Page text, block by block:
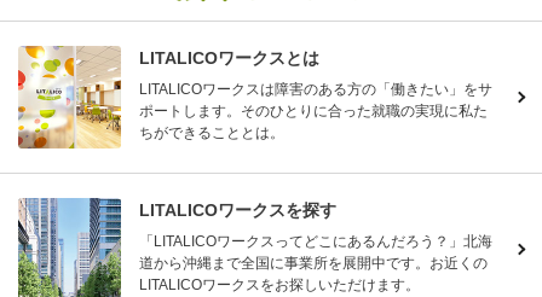
LITALICOワークスとは
LITALICOワークスは障害のある方の「働きたい」をサ
ポートします。そのひとりに合った就職の実現に私た
ちができることとは。
LITALICOワークスを探す
「LITALICOワークスってどこにあるんだろう？」北海
道から沖縄まで全国に事業所を展開中です。お近くの
LITALICOワークスをお探しいただけます。